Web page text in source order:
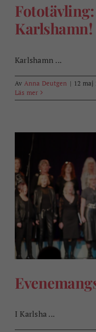
Karlshamn!
Karlshamn ...
Av Anna Deutgen | 12 maj
Läs mer
I Karlsha ...